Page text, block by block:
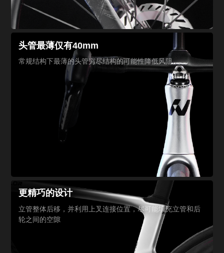
头管最薄仅有40mm
常规结构下最薄的头管穷尽结构的可能性降低风阻
更精巧的设计
立管整体后移，并利用上叉连接位置，尽可能填充立管和后
轮之间的空隙